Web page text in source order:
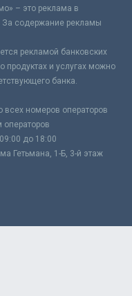
– это реклама в
За содержание рекламы
рекламой банковских
продуктах и услугах можно
банка.
всех номеров операторов
до 18:00
Гетьмана, 1-Б, 3-й этаж